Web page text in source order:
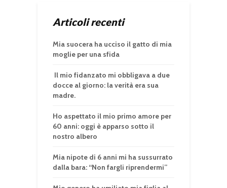
Articoli recenti
Mia suocera ha ucciso il gatto di mia
moglie per una sfida
Il mio fidanzato mi obbligava a due
docce al giorno: la verità era sua
madre.
Ho aspettato il mio primo amore per
60 anni: oggi è apparso sotto il
nostro albero
Mia nipote di 6 anni mi ha sussurrato
dalla bara: “Non fargli riprendermi”